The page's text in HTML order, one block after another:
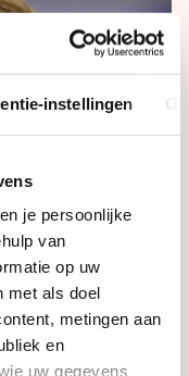
instellingen
je persoonlijke
van
op uw
met als doel
metingen aan
en
uw gegevens